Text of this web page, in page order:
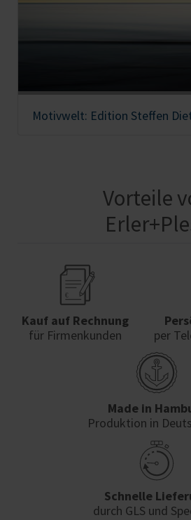
Motivwelt: Edition Steffen
Vorteile
Kauf auf Rechnung
für Firmenkunden
per
Made in
Produktion in
Schnelle
durch GLS und